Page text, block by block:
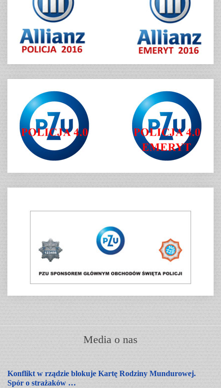
Media o nas
Konflikt w rządzie blokuje Kartę Rodziny Mundurowej.
Spór o strażaków …